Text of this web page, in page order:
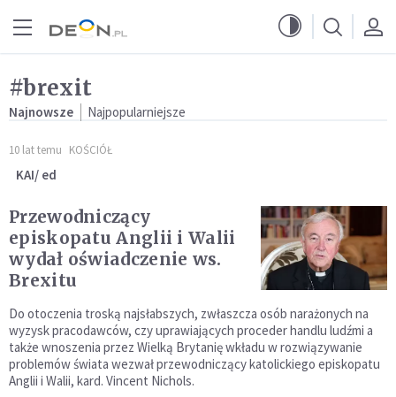
#brexit
Najnowsze Najpopularniejsze
10 lat temu KOŚCIÓŁ
KAI/ ed
Przewodniczący
episkopatu Anglii i Walii
wydał oświadczenie ws.
Brexitu
Do otoczenia troską najsłabszych, zwłaszcza osób narażonych na
wyzysk pracodawców, czy uprawiających proceder handlu ludźmi a
także wnoszenia przez Wielką Brytanię wkładu w rozwiązywanie
problemów świata wezwał przewodniczący katolickiego episkopatu
Anglii i Walii, kard. Vincent Nichols.